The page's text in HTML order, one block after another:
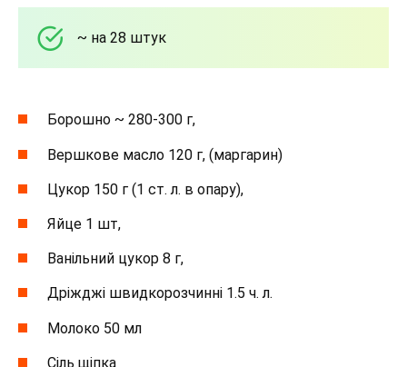
~ на 28 штук
Борошно ~ 280-300 г,
Вершкове масло 120 г, (маргарин)
Цукор 150 г (1 ст. л. в опару),
Яйце 1 шт,
Ванільний цукор 8 г,
Дріжджі швидкорозчинні 1.5 ч. л.
Молоко 50 мл
Сіль щіпка